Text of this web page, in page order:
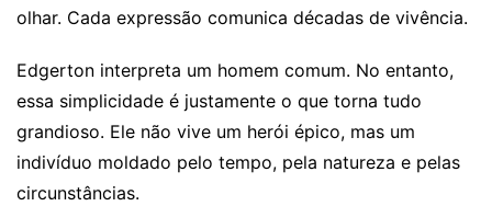
olhar. Cada expressão comunica décadas de vivência.
Edgerton interpreta um homem comum. No entanto,
essa simplicidade é justamente o que torna tudo
grandioso. Ele não vive um herói épico, mas um
indivíduo moldado pelo tempo, pela natureza e pelas
circunstâncias.